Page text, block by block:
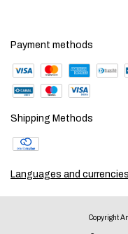
Payment methods
Shipping Methods
Languages and currencies
Copyright